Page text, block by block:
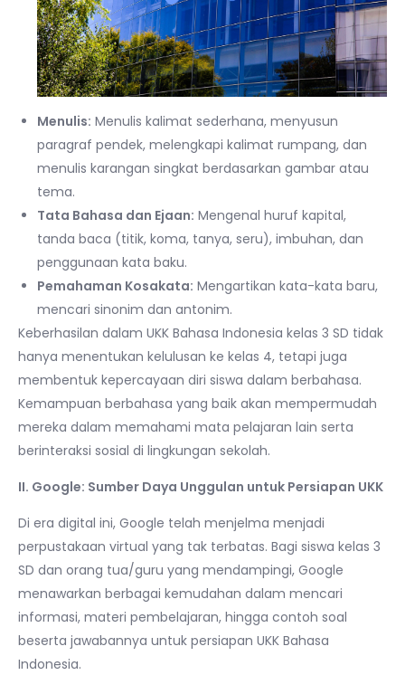
Menulis: Menulis kalimat sederhana, menyusun
paragraf pendek, melengkapi kalimat rumpang, dan
menulis karangan singkat berdasarkan gambar atau
tema.
Tata Bahasa dan Ejaan: Mengenal huruf kapital,
tanda baca (titik, koma, tanya, seru), imbuhan, dan
penggunaan kata baku.
Pemahaman Kosakata: Mengartikan kata-kata baru,
mencari sinonim dan antonim.
Keberhasilan dalam UKK Bahasa Indonesia kelas 3 SD tidak
hanya menentukan kelulusan ke kelas 4, tetapi juga
membentuk kepercayaan diri siswa dalam berbahasa.
Kemampuan berbahasa yang baik akan mempermudah
mereka dalam memahami mata pelajaran lain serta
berinteraksi sosial di lingkungan sekolah.
II. Google: Sumber Daya Unggulan untuk Persiapan UKK
Di era digital ini, Google telah menjelma menjadi
perpustakaan virtual yang tak terbatas. Bagi siswa kelas 3
SD dan orang tua/guru yang mendampingi, Google
menawarkan berbagai kemudahan dalam mencari
informasi, materi pembelajaran, hingga contoh soal
beserta jawabannya untuk persiapan UKK Bahasa
Indonesia.